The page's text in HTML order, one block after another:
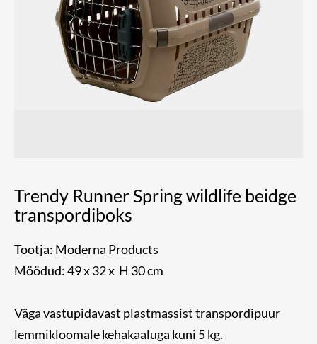
Trendy Runner Spring wildlife beidge
transpordiboks
Tootja: Moderna Products
Möödud: 49 x 32 x H 30 cm
Väga vastupidavast plastmassist transpordipuur
lemmikloomale kehakaaluga kuni 5 kg.